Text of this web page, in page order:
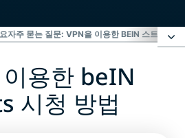
자주 묻는 질문: VPN을 이용한 BEIN 스트리밍
시청 방법
, 엔터테인먼트 등을 즐기세요
용한 beIN
시청 방법